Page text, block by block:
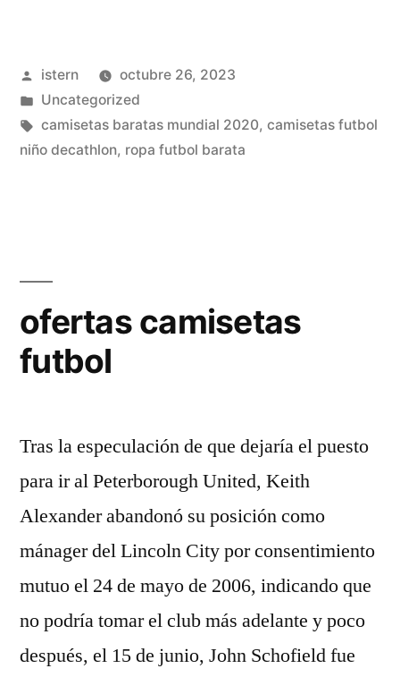
Publicado
por
istern
octubre 26, 2023
Publicado
en
Uncategorized
Etiquetas:
camisetas baratas mundial 2020, camisetas futbol
niño decathlon, ropa futbol barata
ofertas camisetas
futbol
Tras la especulación de que dejaría el puesto
para ir al Peterborough United, Keith
Alexander abandonó su posición como
mánager del Lincoln City por consentimiento
mutuo el 24 de mayo de 2006, indicando que
no podría tomar el club más adelante y poco
después, el 15 de junio, John Schofield fue